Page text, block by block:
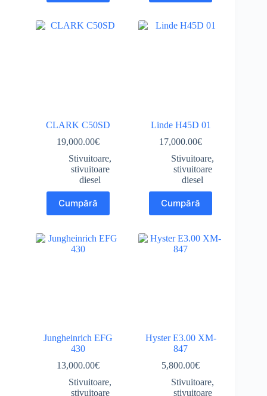
CLARK C50SD
19,000.00€
Stivuitoare,
stivuitoare
diesel
Cumpără
Linde H45D 01
17,000.00€
Stivuitoare,
stivuitoare
diesel
Cumpără
Jungheinrich EFG
430
13,000.00€
Stivuitoare,
stivuitoare
Hyster E3.00 XM-
847
5,800.00€
Stivuitoare,
stivuitoare